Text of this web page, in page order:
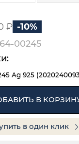
₽ -10%
00245
Ag 925
В
в один клик